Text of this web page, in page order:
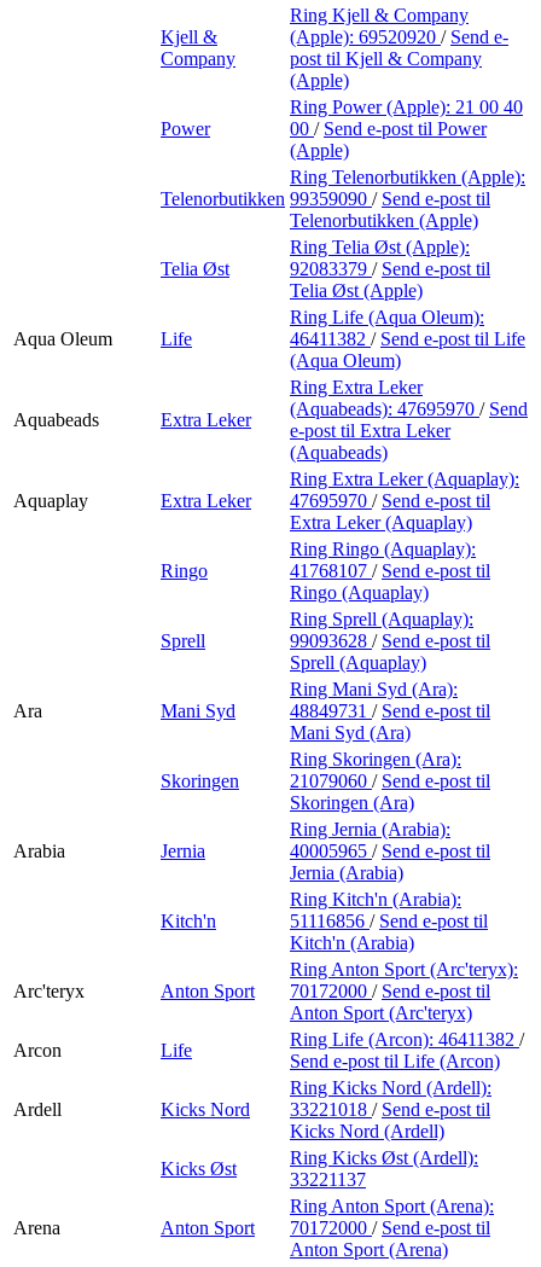
Kjell &
Company
Ring Kjell & Company
(Apple): 69520920 / Send e-
post til Kjell & Company
(Apple)
Power
Ring Power (Apple): 21 00 40
00 / Send e-post til Power
(Apple)
Telenorbutikken
Ring Telenorbutikken (Apple):
99359090 / Send e-post til
Telenorbutikken (Apple)
Telia Øst
Ring Telia Øst (Apple):
92083379 / Send e-post til
Telia Øst (Apple)
Aqua Oleum Life
Ring Life (Aqua Oleum):
46411382 / Send e-post til Life
(Aqua Oleum)
Aquabeads Extra Leker
Ring Extra Leker
(Aquabeads): 47695970 / Send
e-post til Extra Leker
(Aquabeads)
Aquaplay Extra Leker
Ring Extra Leker (Aquaplay):
47695970 / Send e-post til
Extra Leker (Aquaplay)
Ringo
Ring Ringo (Aquaplay):
41768107 / Send e-post til
Ringo (Aquaplay)
Sprell
Ring Sprell (Aquaplay):
99093628 / Send e-post til
Sprell (Aquaplay)
Ara Mani Syd
Ring Mani Syd (Ara):
48849731 / Send e-post til
Mani Syd (Ara)
Skoringen
Ring Skoringen (Ara):
21079060 / Send e-post til
Skoringen (Ara)
Arabia Jernia
Ring Jernia (Arabia):
40005965 / Send e-post til
Jernia (Arabia)
Kitch'n
Ring Kitch'n (Arabia):
51116856 / Send e-post til
Kitch'n (Arabia)
Arc'teryx Anton Sport
Ring Anton Sport (Arc'teryx):
70172000 / Send e-post til
Anton Sport (Arc'teryx)
Arcon
Life
Ring Life (Arcon): 46411382 /
Send e-post til Life (Arcon)
Ardell Kicks Nord
Ring Kicks Nord (Ardell):
33221018 / Send e-post til
Kicks Nord (Ardell)
Kicks Øst
Ring Kicks Øst (Ardell):
33221137
Arena Anton Sport
Ring Anton Sport (Arena):
70172000 / Send e-post til
Anton Sport (Arena)